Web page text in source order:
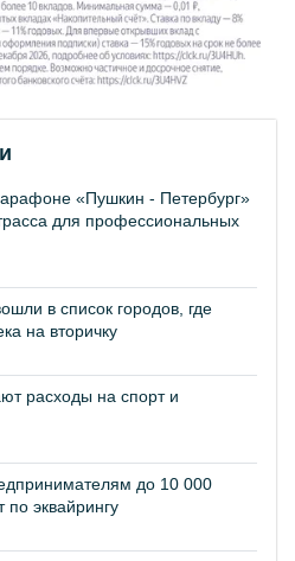
«Пушкин - Петербург»
для профессиональных
в список городов, где
на вторичку
расходы на спорт и
до 10 000
по эквайрингу